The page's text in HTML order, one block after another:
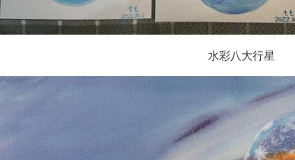
水彩八大行星